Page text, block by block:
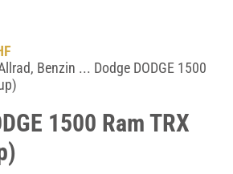
Benzin ... Dodge DODGE 1500
1500 Ram TRX